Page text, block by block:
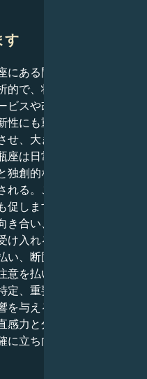
す
ある間は、変化へのエ
で、状況の細部に集中
スや改善、正確さや実
にも重点が置かれる。
、大きな変革を要求す
は日常を変え、スキル
創的な思考の両方で人
る。この配置はまた、
します。この配置の期
合い、完璧を求める気
入れる必要がありま
、断固とした行動をと
を払いながら、システ
、重要な変化の実行を
与えることができる。
力と分析力を活かし
立ち向かう能力が高ま